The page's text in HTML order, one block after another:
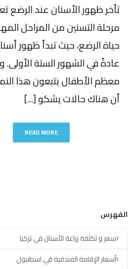
تأخر ظهور الأسنان عند الرضع
مرحلة التسنين من المراحل
حياة الرضع، حيث تبدأ ظهور
عادةً في الشهور الستة الأولى.
معظم الأطفال يتبعون هذا
أن هناك حالات يشكو [...]
READ MORE
الفهرس
سعر و تكلفة زراعة الأسنان في تركيا
أسعار الإقامة الفندقية في اسطنبول